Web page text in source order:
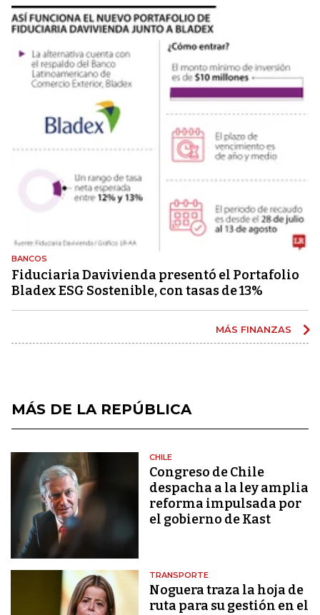
BANCOS
Fiduciaria Davivienda presentó el Portafolio
Bladex ESG Sostenible, con tasas de 13%
MÁS FINANZAS
MÁS DE LA REPÚBLICA
CHILE
Congreso de Chile
despacha a la ley amplia
reforma impulsada por
el gobierno de Kast
TRANSPORTE
Noguera traza la hoja de
ruta para su gestión en el